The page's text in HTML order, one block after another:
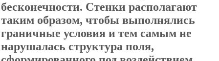
бесконечности. Стенки располагают
таким образом, чтобы выполнялись
граничные условия и тем самым не
нарушалась структура поля,